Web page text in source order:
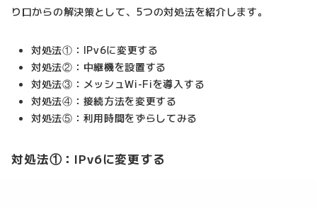
り口からの解決策として、5つの対処法を紹介します。
対処法①：IPv6に変更する
対処法②：中継機を設置する
対処法③：メッシュWi-Fiを導入する
対処法④：接続方法を変更する
対処法⑤：利用時間をずらしてみる
対処法①：IPv6に変更する